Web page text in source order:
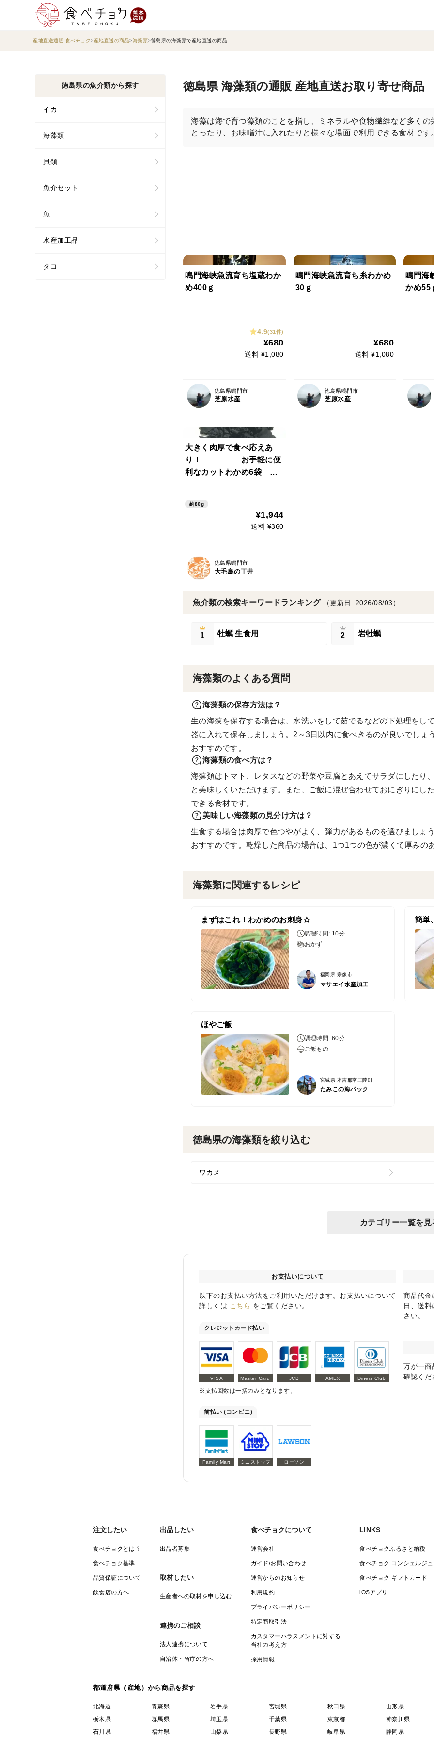
産地直送通販 食べチョク 産地直送の商品 海藻類 徳島県の海藻類で産地直送の商品
徳島県 海藻類の通販 産地直送お取り寄せ商品
海藻は海で育つ藻類のことを指し、ミネラルや食物繊維など多く
とったり、お味噌汁に入れたりと様々な場面で利用できる食材です
鳴門海峡急流育ち塩蔵わか
め400ｇ
4.9(31件)
¥680
送料 ¥1,080
徳島県鳴門市
芝原水産
鳴門海峡急流育ち糸わかめ
30ｇ
¥680
送料 ¥1,080
徳島県鳴門市
芝原水産
鳴門海
かめ55
大きく肉厚で食べ応えあ
り！ お手軽に便
利なカットわかめ6袋
た。
約80g
¥1,944
送料 ¥360
徳島県鳴門市
大毛島の丁井
魚介類の検索キーワードランキング （更新日: 2026/08/03）
1 牡蠣 生食用 2 岩牡蠣
海藻類のよくある質問
海藻類の保存方法は？
生の海藻を保存する場合は、水洗いをして茹でるなどの下処理をし
器に入れて保存しましょう。2～3日以内に食べきるのが良いでしょ
おすすめです。
海藻類の食べ方は？
海藻類はトマト、レタスなどの野菜や豆腐とあえてサラダにしたり
と美味しくいただけます。また、ご飯に混ぜ合わせておにぎりにし
できる食材です。
美味しい海藻類の見分け方は？
生食する場合は肉厚で色つやがよく、弾力があるものを選びましょ
おすすめです。乾燥した商品の場合は、1つ1つの色が濃くて厚みの
海藻類に関連するレシピ
まずはこれ！わかめのお刺身☆
調理時間: 10分
おかず
福岡県 宗像市
マサエイ水産加工
簡単
ほやご飯
調理時間: 60分
ご飯もの
宮城県 本吉郡南三陸町
たみこの海パック
徳島県の海藻類を絞り込む
ワカメ
カテゴリー一覧を見
お支払いについて
以下のお支払い方法をご利用いただけます。お支払いについて
詳しくは こちら をご覧ください。
クレジットカード払い
VISA Master Card JCB AMEX Diners Club
※支払回数は一括のみとなります。
前払い (コンビニ)
Family Mart ミニストップ ローソン
商品代金
日、送
さい。
万が一商
確認くだ
徳島県の魚介類から探す
イカ
海藻類
貝類
魚介セット
魚
水産加工品
タコ
注文したい
食べチョクとは？
食べチョク基準
品質保証について
飲食店の方へ
出品したい
出品者募集
取材したい
生産者への取材を申し込む
連携のご相談
法人連携について
自治体・省庁の方へ
食べチョクについて
運営会社
ガイド/お問い合わせ
運営からのお知らせ
利用規約
プライバシーポリシー
特定商取引法
カスタマーハラスメントに対する
当社の考え方
採用情報
LINKS
食べチョクふるさと納税
食べチョク コンシェルジュ
食べチョク ギフトカード
iOSアプリ
都道府県（産地）から商品を探す
北海道 青森県 岩手県 宮城県 秋田県
山形県
栃木県
群馬県 埼玉県 千葉県 東京都
神奈川県
石川県
福井県 山梨県 長野県 岐阜県 静岡県